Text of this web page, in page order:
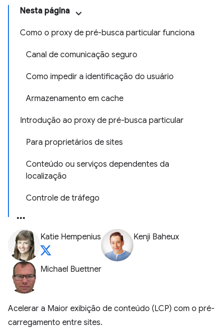
Nesta página
Como o proxy de pré-busca particular funciona
Canal de comunicação seguro
Como impedir a identificação do usuário
Armazenamento em cache
Introdução ao proxy de pré-busca particular
Para proprietários de sites
Conteúdo ou serviços dependentes da
localização
Controle de tráfego
Katie Hempenius Kenji Baheux
Michael Buettner
Acelerar a Maior exibição de conteúdo (LCP) com o pré-
carregamento entre sites.